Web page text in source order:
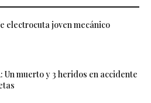
electrocuta joven mecánico
Un muerto y 3 heridos en accidente